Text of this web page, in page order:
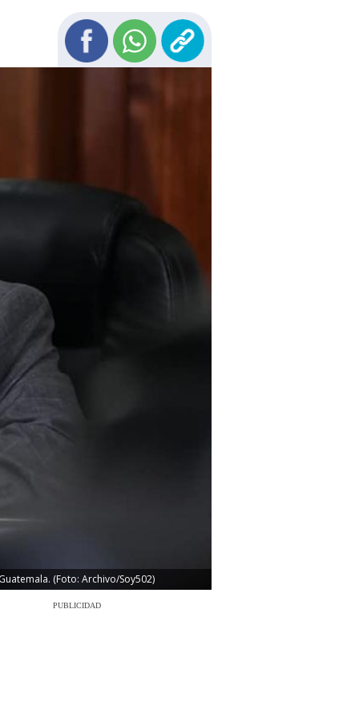
(Foto: Archivo/Soy502)
PUBLICIDAD